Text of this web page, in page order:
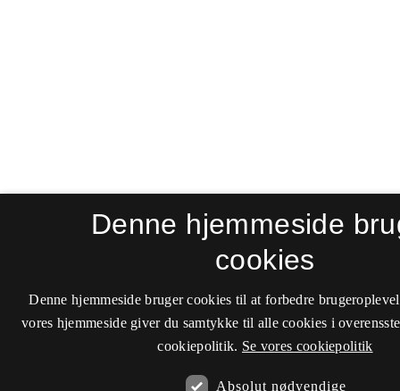
Denne hjemmeside
cookies
Denne hjemmeside bruger cookies til at forbedre
vores hjemmeside giver du samtykke til alle cookies i
cookiepolitik. Se vores cookiepolitik
Absolut nødvendige